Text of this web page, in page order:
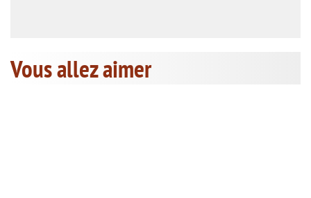
Vous allez aimer